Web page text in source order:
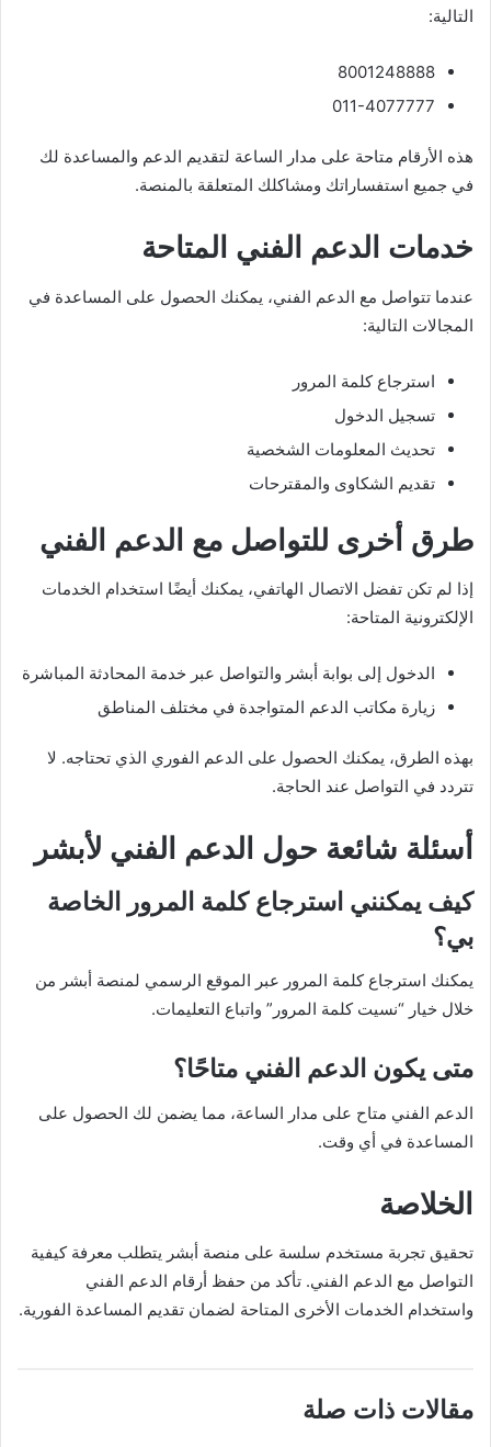
التالية:
8001248888
011-4077777
هذه الأرقام متاحة على مدار الساعة لتقديم الدعم والمساعدة لك
في جميع استفساراتك ومشاكلك المتعلقة بالمنصة.
خدمات الدعم الفني المتاحة
عندما تتواصل مع الدعم الفني، يمكنك الحصول على المساعدة في
المجالات التالية:
استرجاع كلمة المرور
تسجيل الدخول
تحديث المعلومات الشخصية
تقديم الشكاوى والمقترحات
طرق أخرى للتواصل مع الدعم الفني
إذا لم تكن تفضل الاتصال الهاتفي، يمكنك أيضًا استخدام الخدمات
الإلكترونية المتاحة:
الدخول إلى بوابة أبشر والتواصل عبر خدمة المحادثة المباشرة
زيارة مكاتب الدعم المتواجدة في مختلف المناطق
بهذه الطرق، يمكنك الحصول على الدعم الفوري الذي تحتاجه. لا
تتردد في التواصل عند الحاجة.
أسئلة شائعة حول الدعم الفني لأبشر
كيف يمكنني استرجاع كلمة المرور الخاصة
بي؟
يمكنك استرجاع كلمة المرور عبر الموقع الرسمي لمنصة أبشر من
خلال خيار “نسيت كلمة المرور” واتباع التعليمات.
متى يكون الدعم الفني متاحًا؟
الدعم الفني متاح على مدار الساعة، مما يضمن لك الحصول على
المساعدة في أي وقت.
الخلاصة
تحقيق تجربة مستخدم سلسة على منصة أبشر يتطلب معرفة كيفية
التواصل مع الدعم الفني. تأكد من حفظ أرقام الدعم الفني
واستخدام الخدمات الأخرى المتاحة لضمان تقديم المساعدة الفورية.
مقالات ذات صلة